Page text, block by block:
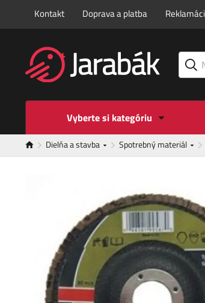
Kontakt Doprava a platba
Vyberte si kategóriu
Dielňa a stavba Spotrebný materiál